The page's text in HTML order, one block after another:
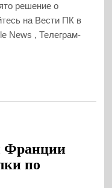
решение о
на Вести ПК в
News , Телеграм-
Франции
по